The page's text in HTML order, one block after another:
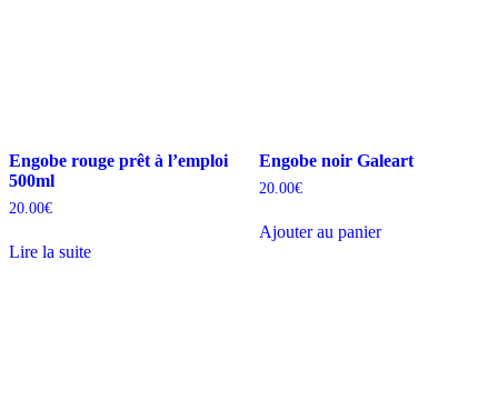
Engobe rouge prêt à l’emploi
500ml
20.00€
Lire la suite
Engobe noir Galeart
20.00€
Ajouter au panier